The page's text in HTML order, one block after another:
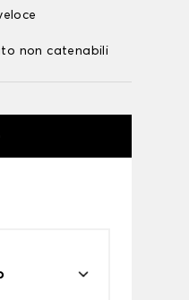
non catenabili